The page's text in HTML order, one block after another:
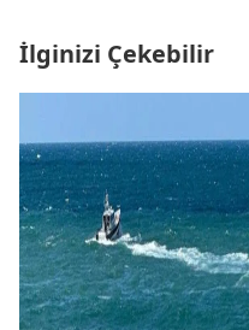
İlginizi Çekebilir